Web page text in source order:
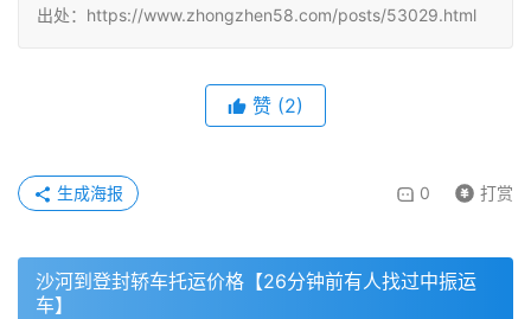
出处：https://www.zhongzhen58.com/posts/53029.html
赞 (2)
0 打赏
生成海报
沙河到登封轿车托运价格【26分钟前有人找过中振运
车】